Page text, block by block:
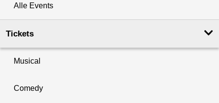
Alle Events
Tickets
Musical
Comedy